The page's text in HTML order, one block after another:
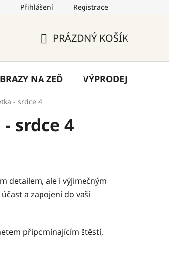
Napište nám Blog
Přihlášení Registrace
KOŠÍK
PRÁZDNÝ KOŠÍK
NA ZEĎ VÝPRODEJ
- srdce 4
srdce 4
detailem, ale i výjimečným
a zapojení do vaší
připomínajícím štěstí,